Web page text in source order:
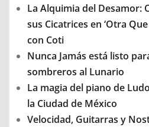
La Alquimia del Desamor:
sus Cicatrices en ‘Otra
con Coti
Nunca Jamás está listo
sombreros al Lunario
La magia del piano de
la Ciudad de México
Velocidad, Guitarras y